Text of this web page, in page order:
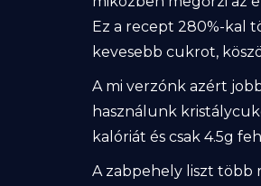
Ez a recept 280%-kal
kevesebb cukrot,
A mi verzónk azért
használunk
kalóriát és csak 4.5g
A zabpehely liszt több